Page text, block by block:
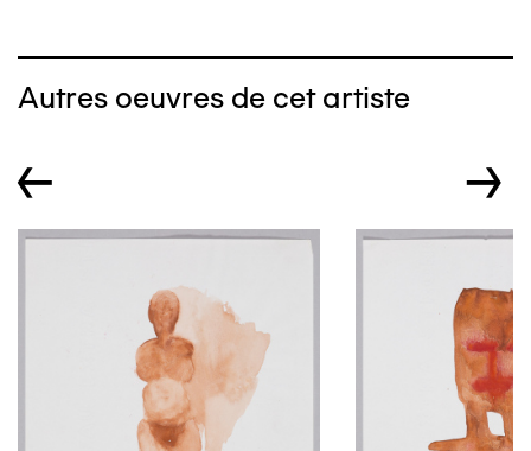
Autres oeuvres de cet artiste
← →